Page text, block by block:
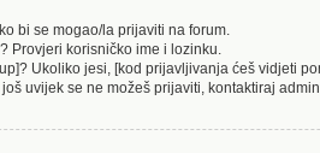
bi se mogao/la prijaviti na forum.
Provjeri korisničko ime i lozinku.
Ukoliko jesi, [kod prijavljivanja ćeš vidjeti
uvijek se ne možeš prijaviti, kontaktiraj